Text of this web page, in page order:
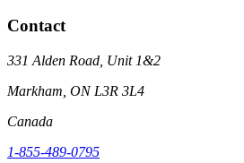
Contact
331 Alden Road, Unit 1&2
Markham, ON L3R 3L4
Canada
1-855-489-0795